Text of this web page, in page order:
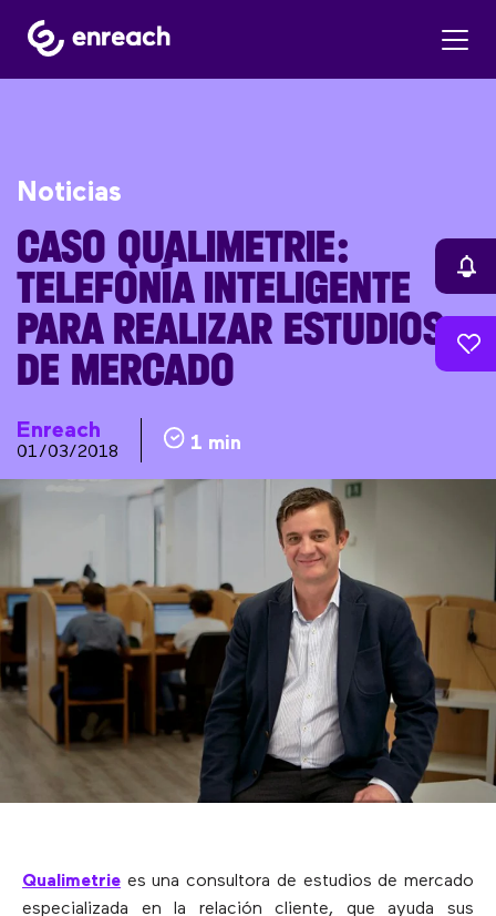
Noticias
CASO QUALIMETRIE:
TELEFONÍA INTELIGENTE
PARA REALIZAR ESTUDIOS
DE MERCADO
Enreach
01/03/2018 1 min
Qualimetrie es una consultora de estudios de mercado
especializada en la relación cliente, que ayuda sus